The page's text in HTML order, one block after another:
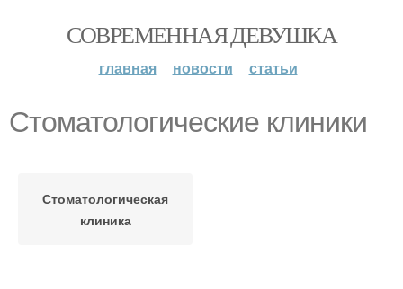
СОВРЕМЕННАЯ ДЕВУШКА
главная новости статьи
Стоматологические клиники
Стоматологическая
клиника